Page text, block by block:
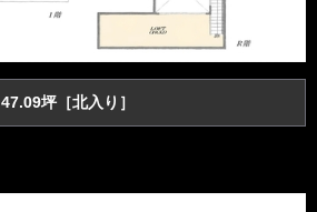
47.09坪［北入り］